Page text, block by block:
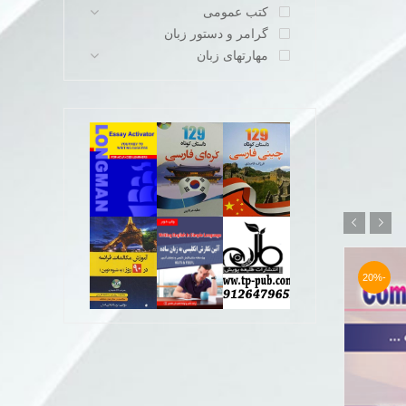
-20%
-29%
کتب عمومی
گرامر و دستور زبان
مهارتهای زبان